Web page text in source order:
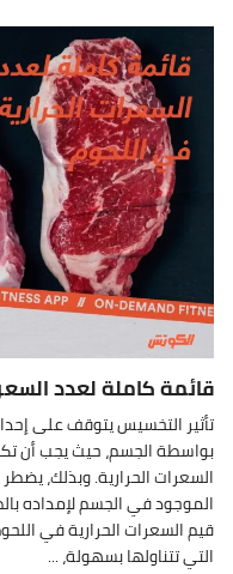
قائمة كاملة لعدد
تأثير التخسيس يتوقف على
بواسطة الجسم، حيث يجب أن
السعرات الحرارية. وبذلك،
الموجود في الجسم لإمداده
قيم السعرات الحرارية في
التي تتناولها بسهولة، ...